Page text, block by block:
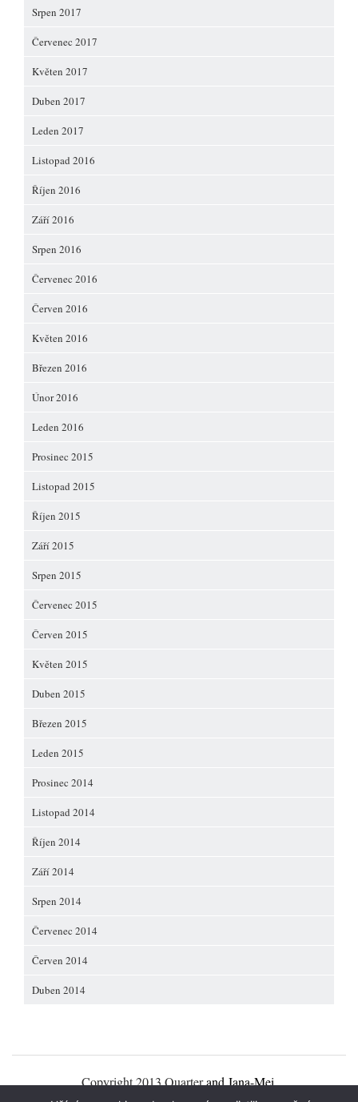
Srpen 2017
Červenec 2017
Květen 2017
Duben 2017
Leden 2017
Listopad 2016
Říjen 2016
Září 2016
Srpen 2016
Červenec 2016
Červen 2016
Květen 2016
Březen 2016
Únor 2016
Leden 2016
Prosinec 2015
Listopad 2015
Říjen 2015
Září 2015
Srpen 2015
Červenec 2015
Červen 2015
Květen 2015
Duben 2015
Březen 2015
Leden 2015
Prosinec 2014
Listopad 2014
Říjen 2014
Září 2014
Srpen 2014
Červenec 2014
Červen 2014
Duben 2014
Copyright 2013 Quarterand Jana-Mei.